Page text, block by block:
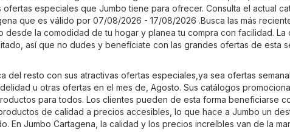
ofertas especiales que Jumbo tiene para ofrecer. Consulta el actual
que es válido por 07/08/2026 - 17/08/2026 .Busca las más
desde la comodidad de tu hogar y planea tu compra con facilidad. La
así que no dudes y benefíciate con las grandes ofertas de esta
del resto con sus atractivas ofertas especiales,ya sea ofertas
u otras ofertas en el mes de, Agosto. Sus catálogos
para todos. Los clientes pueden de esta forma beneficiarse
de calidad a precios accesibles, lo que hace a Jumbo un
En Jumbo Cartagena, la calidad y los precios increíbles van de la